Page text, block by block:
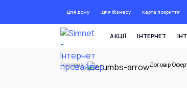
Для дому Для бізнесу Карта покриття
АКЦІЇ ІНТЕРНЕТ
Головна Договір